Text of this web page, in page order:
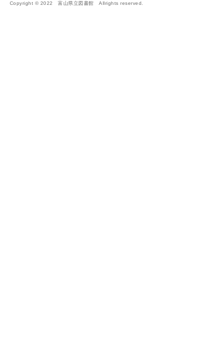
Copyright © 2022 富山県立図書館 Allrights reserved.